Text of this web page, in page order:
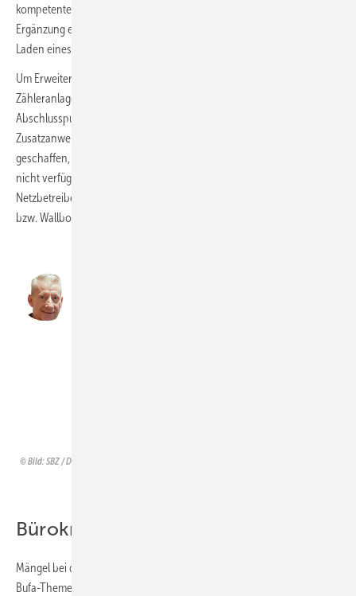
kompetenten Beratung, die Erweiterung für eine PV-Anlage und die
Ergänzung einer Wallbox samt Vorbereitung zum bidirektionalen
Laden eines E-Fahrzeugs ins Gespräch zu bringen.
Um Erweiterungen möglich zu machen, gibt es in einer neuen
Zähleranlage (siehe Darstellung) eindeutige Zuweisungen für den
Abschlusspunkt Zählerplatz (APZ), RfZ-Felder (Raum für
Zusatzanwendungen) und weitere reservierte Flächen. Somit ist Platz
geschaffen, dass z. B. ein Rundsteuerempfänger oder eine (jetzt noch
nicht verfügbare) Steuerbox ergänzt werden kann, damit der
Netzbetreiber zukünftig auf Verbrauchsleistungen von Wärmepumpe
bzw. Wallbox Einfluss nehmen kann.
Bild: SBZ / Dietrich
Bürokratie abbauen statt aufbauen
Mängel bei der Errichtung von Wärmepumpenanlagen kamen in den
Bufa-Themen auch zur Sprache. Ob eine ungenaue